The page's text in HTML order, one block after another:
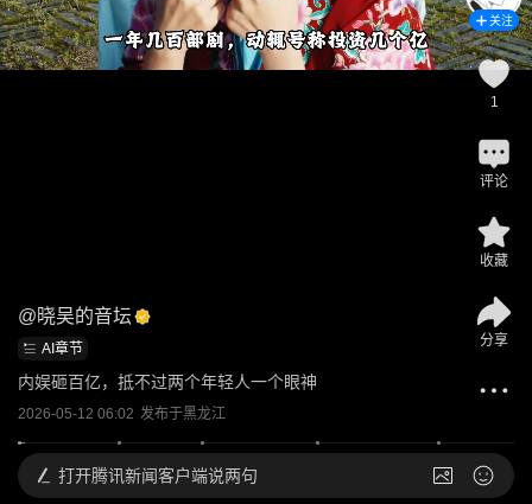
@晓吴的音坛
AI章节
内娱砸百亿，抵不过两个年轻人一个眼神
2026-05-12 06:02 发布于黑龙江
关注
1
评论
收藏
分享
打开腾讯新闻客户端说两句